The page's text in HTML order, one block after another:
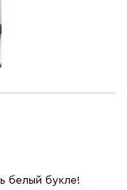
белый букле!